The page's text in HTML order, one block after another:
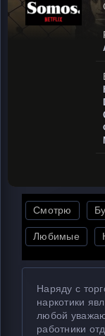
Смотрю
Любимые
Наряду с
наркотики
любой
работники